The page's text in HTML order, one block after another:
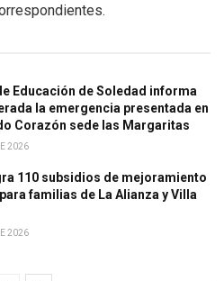
Educación de Soledad informa
la emergencia presentada en
Corazón sede las Margaritas
2026
110 subsidios de mejoramiento
familias de La Alianza y Villa
2026